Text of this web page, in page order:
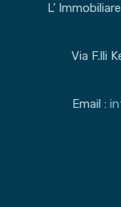
L’
Via F.lli
Email :